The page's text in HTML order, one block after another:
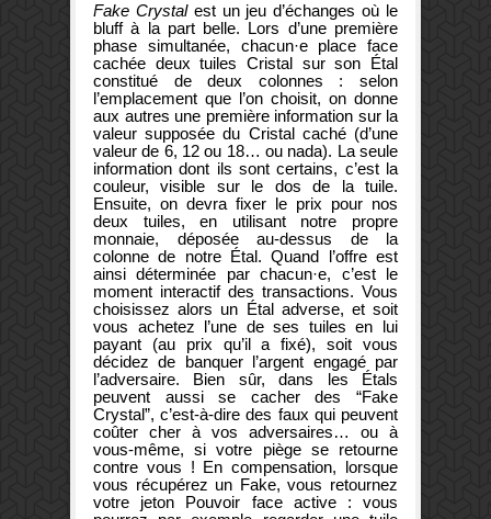
Fake Crystalest un jeu d’échanges où le
bluff à la part belle. Lors d’une première
phase simultanée, chacun·e place face
cachée deux tuiles Cristal sur son Étal
constitué de deux colonnes : selon
l’emplacement que l’on choisit, on donne
aux autres une première information sur la
valeur supposée du Cristal caché (d’une
valeur de 6, 12 ou 18… ou nada). La seule
information dont ils sont certains, c’est la
couleur, visible sur le dos de la tuile.
Ensuite, on devra fixer le prix pour nos
deux tuiles, en utilisant notre propre
monnaie, déposée au-dessus de la
colonne de notre Étal. Quand l’offre est
ainsi déterminée par chacun·e, c’est le
moment interactif des transactions. Vous
choisissez alors un Étal adverse, et soit
vous achetez l’une de ses tuiles en lui
payant (au prix qu’il a fixé), soit vous
décidez de banquer l’argent engagé par
l’adversaire. Bien sûr, dans les Étals
peuvent aussi se cacher des “Fake
Crystal”, c’est-à-dire des faux qui peuvent
coûter cher à vos adversaires… ou à
vous-même, si votre piège se retourne
contre vous ! En compensation, lorsque
vous récupérez un Fake, vous retournez
votre jeton Pouvoir face active : vous